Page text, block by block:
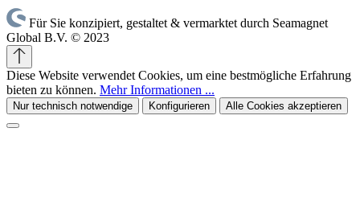
Für Sie konzipiert, gestaltet & vermarktet durch Seamagnet
Global B.V. © 2023
Diese Website verwendet Cookies, um eine bestmögliche Erfahrung
bieten zu können. Mehr Informationen ...
Nur technisch notwendige Konfigurieren Alle Cookies akzeptieren